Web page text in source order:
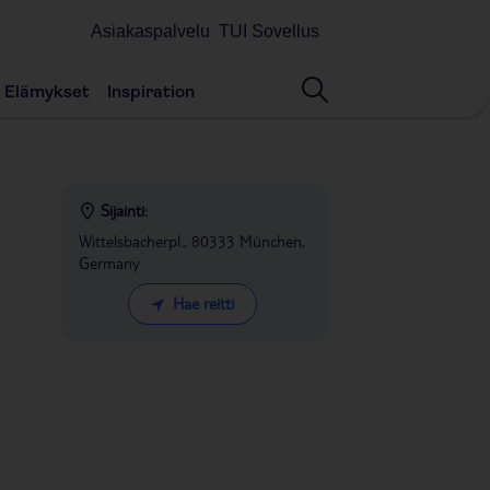
Asiakaspalvelu TUI Sovellus
Elämykset Inspiration
Sijainti:
Wittelsbacherpl., 80333 München,
Germany
Hae reitti